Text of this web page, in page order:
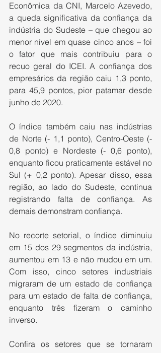
Econômica da CNI, Marcelo Azevedo,
a queda significativa da confiança da
indústria do Sudeste – que chegou ao
menor nível em quase cinco anos – foi
o fator que mais contribuiu para o
recuo geral do ICEI. A confiança dos
empresários da região caiu 1,3 ponto,
para 45,9 pontos, pior patamar desde
junho de 2020.
O índice também caiu nas indústrias
de Norte (- 1,1 ponto), Centro-Oeste (-
0,8 ponto) e Nordeste (- 0,6 ponto),
enquanto ficou praticamente estável no
Sul (+ 0,2 ponto). Apesar disso, essa
região, ao lado do Sudeste, continua
registrando falta de confiança. As
demais demonstram confiança.
No recorte setorial, o índice diminuiu
em 15 dos 29 segmentos da indústria,
aumentou em 13 e não mudou em um.
Com isso, cinco setores industriais
migraram de um estado de confiança
para um estado de falta de confiança,
enquanto três fizeram o caminho
inverso.
Confira os setores que se tornaram